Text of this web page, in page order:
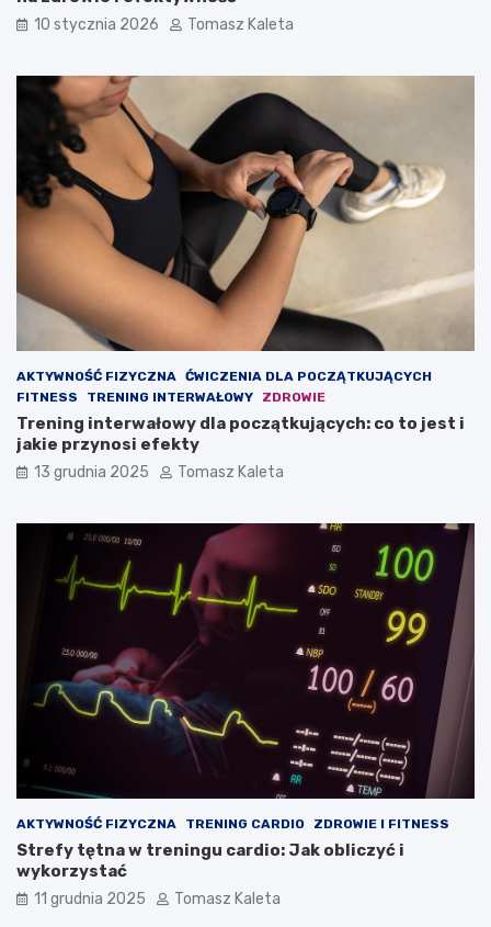
y
b
ć
m
m
n
i
o
w
ą
y
n
u
i
10 stycznia 2026 Tomasz Kaleta
AKTYWNOŚĆ FIZYCZNA ĆWICZENIA DLA POCZĄTKUJĄCYCH
FITNESS
TRENING INTERWAŁOWY ZDROWIE
Trening interwałowy dla początkujących: co to jest i
jakie przynosi efekty
13 grudnia 2025 Tomasz Kaleta
AKTYWNOŚĆ FIZYCZNA TRENING CARDIO ZDROWIE I FITNESS
Strefy tętna w treningu cardio: Jak obliczyć i
wykorzystać
11 grudnia 2025 Tomasz Kaleta